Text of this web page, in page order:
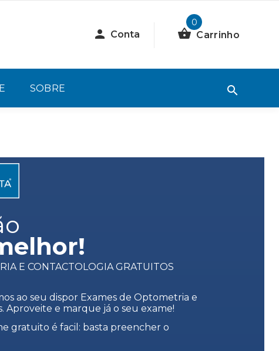
Conta
0
Carrinho
SOBRE
E CONTACTOLOGIA GRATUITOS
ao seu dispor Exames de Optometria e
Aproveite e marque já o seu exame!
gratuito é facil: basta preencher o